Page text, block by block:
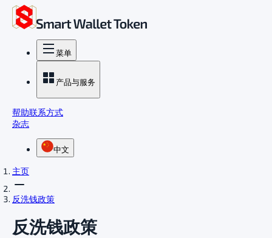
菜单
产品与服务
帮助联系方式
杂志
中文
主页
反洗钱政策
反洗钱政策